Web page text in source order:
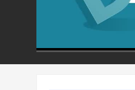
00:00 / 40:22